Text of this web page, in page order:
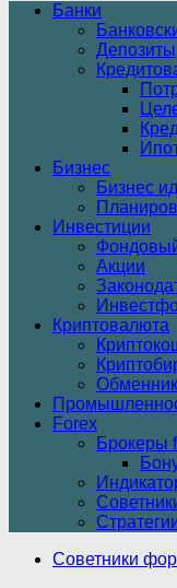
Банки
Депозиты
Бизнес
Бизнес
Инвестиции
Акции
Криптовалюта
Forex
Брокеры
Советники